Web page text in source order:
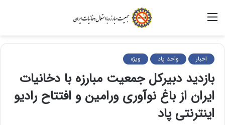
اخبار واحد پاد ویژه
بازدید دبیرکل جمعیت مبارزه با دخانیات
ایران از باغ نوآوری ورامین و افتتاح رادیو
اینترنتی پاد